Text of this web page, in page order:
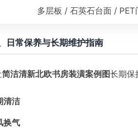
多层板 / 石英石台面 / PET
日常保养与长期维护指南
简洁清新北欧书房装潢案例图长期保
清洁
换气